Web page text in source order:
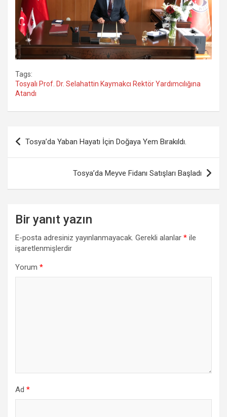
Tags:
Tosyalı Prof. Dr. Selahattin Kaymakcı Rektör Yardımcılığına
Atandı
Yazı
gezinmesi
Tosya’da Yaban Hayatı İçin Doğaya Yem Bırakıldı.
Tosya’da Meyve Fidanı Satışları Başladı
Bir yanıt yazın
E-posta adresiniz yayınlanmayacak. Gerekli alanlar * ile
işaretlenmişlerdir
Yorum *
Ad *